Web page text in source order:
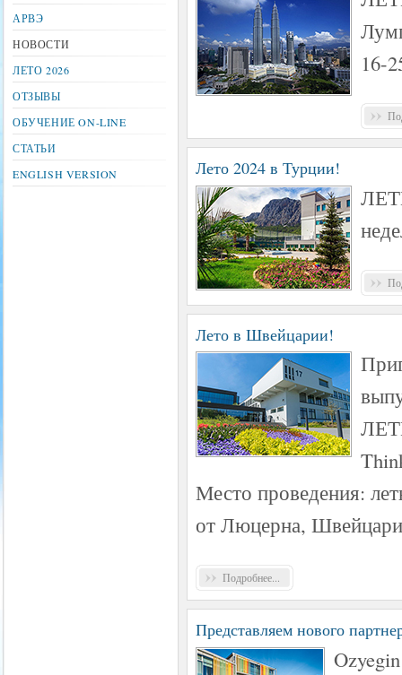
16-
Лето 2024 в Турции!
Лето в Швейцарии!
Место проведения:
от Люцерна,
Подробнее...
Представляем нового
АРВЭ
НОВОСТИ
ЛЕТО 2026
ОТЗЫВЫ
ОБУЧЕНИЕ ON-LINE
СТАТЬИ
ENGLISH VERSION